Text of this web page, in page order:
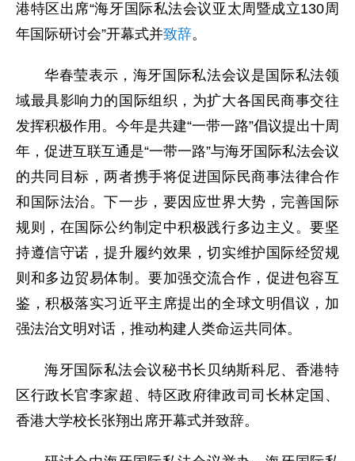
港特区出席“海牙国际私法会议亚太周暨成立130周
年国际研讨会”开幕式并致辞。
华春莹表示，海牙国际私法会议是国际私法领
域最具影响力的国际组织，为扩大各国民商事交往
发挥积极作用。今年是共建“一带一路”倡议提出十周
年，促进互联互通是“一带一路”与海牙国际私法会议
的共同目标，两者携手将促进国际民商事法律合作
和国际法治。下一步，要因应世界大势，完善国际
规则，在国际公约制定中积极践行多边主义。要坚
持遵信守诺，提升履约效果，切实维护国际经贸规
则和多边贸易体制。要加强交流合作，促进包容互
鉴，积极落实习近平主席提出的全球文明倡议，加
强法治文明对话，推动构建人类命运共同体。
海牙国际私法会议秘书长贝纳斯科尼、香港特
区行政长官李家超、特区政府律政司司长林定国、
香港大学校长张翔出席开幕式并致辞。